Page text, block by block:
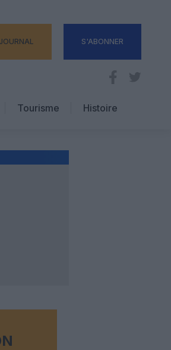
S'ABONNER
Tourisme
Hôtellerie
Histoire